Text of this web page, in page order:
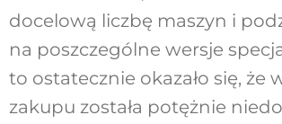
docelową liczbę maszyn i
na poszczególne wersje
to ostatecznie okazało się, że
zakupu została potężnie